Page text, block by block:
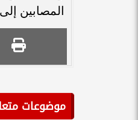
المصابين
موضوعات